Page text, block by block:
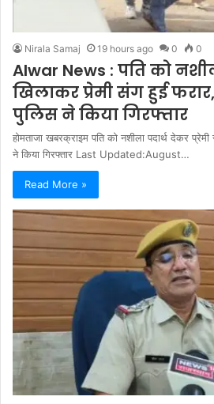
Nirala Samaj 19 hours ago 0 0
Alwar News : पति को
खिलाकर प्रेमी संग हुई
पुलिस ने किया गिरफ्तार
होमताजा खबरक्राइम पति को नशीला पदार्थ देकर
ने किया गिरफ्तार Last Updated:August…
Read More »